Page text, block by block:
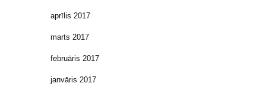
aprīlis 2017
marts 2017
februāris 2017
janvāris 2017